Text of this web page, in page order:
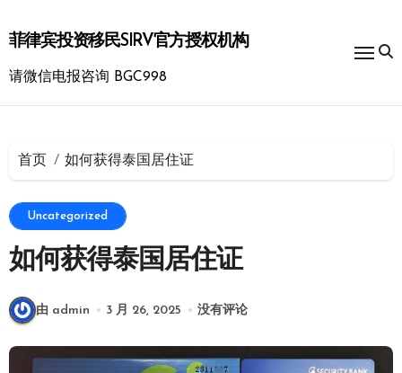
到
内
菲律宾投资移民SIRV官方授权机构
请微信电报咨询 BGC998
首页 如何获得泰国居住证
Uncategorized
如何获得泰国居住证
由 admin 3 月 26, 2025 没有评论